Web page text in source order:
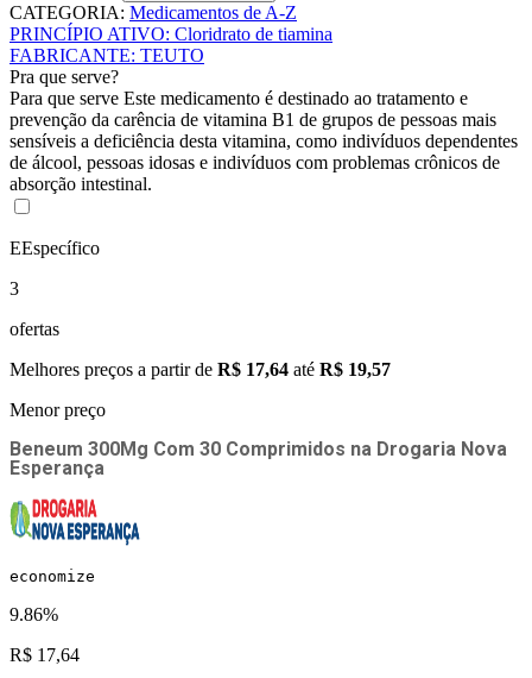
CATEGORIA: Medicamentos de A-Z
PRINCÍPIO ATIVO: Cloridrato de tiamina
FABRICANTE: TEUTO
Pra que serve?
Para que serve Este medicamento é destinado ao tratamento e
prevenção da carência de vitamina B1 de grupos de pessoas mais
sensíveis a deficiência desta vitamina, como indivíduos dependentes
de álcool, pessoas idosas e indivíduos com problemas crônicos de
absorção intestinal.
EEspecífico
3
ofertas
Melhores preços a partir de R$ 17,64 até R$ 19,57
Menor preço
Beneum 300Mg Com 30 Comprimidos na Drogaria Nova
Esperança
economize
9.86%
R$ 17,64